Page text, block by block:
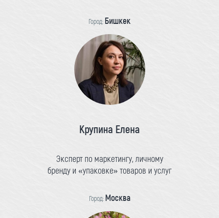
Город: Бишкек
Крупина Елена
Эксперт по маркетингу, личному
бренду и «упаковке» товаров и услуг
Город: Москва